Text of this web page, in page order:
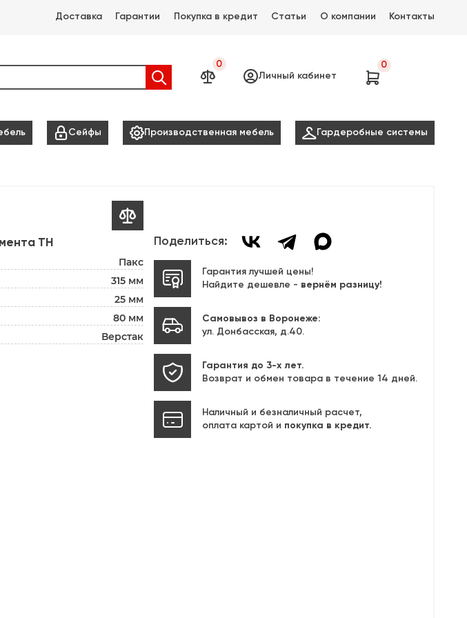
Доставка Гарантии Покупка в кредит Статьи О компании Контакты
 
0
Личный кабинет 
0
Сейфы Производственная мебель  Гардеробные системы

ТН
Пакс
315 мм
25 мм
80 мм
Верстак
Поделиться:
Гарантия лучшей цены!
Найдите дешевле - вернём разницу!
Самовывоз в Воронеже:
ул. Донбасская, д.40.
Гарантия до 3-х лет.
Возврат и обмен товара в течение 14 дней.
Наличный и безналичный расчет,
оплата картой и покупка в кредит.